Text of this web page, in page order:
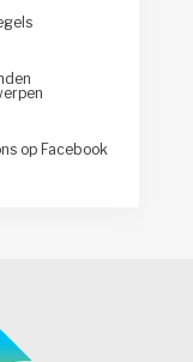
op Facebook